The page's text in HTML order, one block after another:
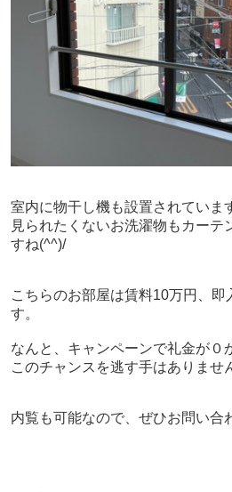
室内に物干し機も設置されていま
見られたくないお洗濯物もカーテ
すね(^^)/
こちらのお部屋は賃料10万円、
即
す。
なんと、キャンペーンで礼金が
このチャンスを逃す手はありませ
内覧も可能なので、ぜひお問い合